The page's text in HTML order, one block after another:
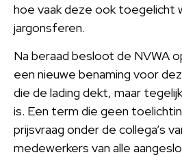
hoe vaak deze ook toegelicht
jargonsferen.
Na beraad besloot de NVWA
een nieuwe benaming voor
die de lading dekt, maar
is. Een term die geen
prijsvraag onder de collega’s
medewerkers van alle